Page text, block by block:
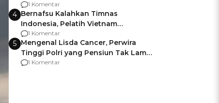
agar Dana Tidak Hangus!
1 Komentar
4 Bernafsu Kalahkan Timnas
Indonesia, Pelatih Vietnam
Berencana Pakai Jimat di Pakansari
1 Komentar
5 Mengenal Lisda Cancer, Perwira
Tinggi Polri yang Pensiun Tak Lama
Usai Jadi Brigjen
1 Komentar